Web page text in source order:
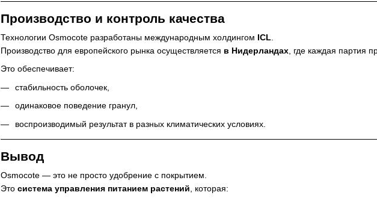
Производство и контроль качества
Технологии Osmocote разработаны международным холдингом ICL
Производство для европейского рынка осуществляется в Нидерландах , где каждая партия
Это обеспечивает:
стабильность оболочек,
одинаковое поведение гранул,
воспроизводимый результат в разных климатических условиях.
Вывод
Osmocote — это не просто удобрение с покрытием.
Это система управления питанием растений , которая: